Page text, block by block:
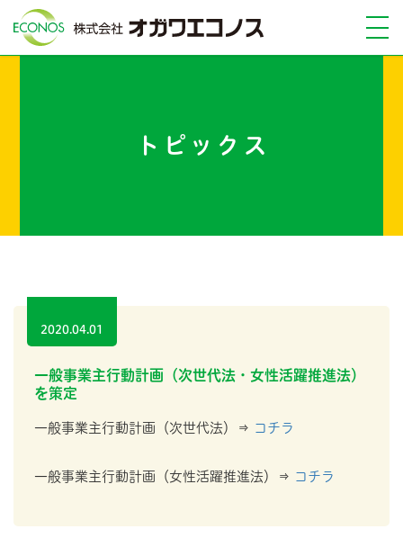
トピックス
2020.04.01
一般事業主行動計画（次世代法・女性活躍推進法）
を策定
一般事業主行動計画（次世代法）⇒ コチラ
一般事業主行動計画（女性活躍推進法）⇒ コチラ